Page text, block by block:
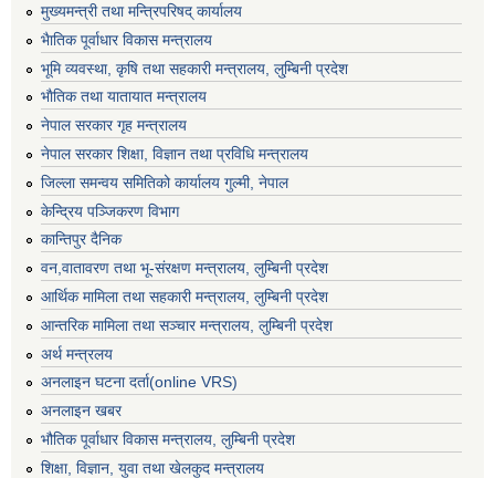
मुख्यमन्त्री तथा मन्त्रिपरिषद् कार्यालय
भैातिक पूर्वाधार विकास मन्त्रालय
भूमि व्यवस्था, कृषि तथा सहकारी मन्त्रालय, लु्म्बिनी प्रदेश
भाैतिक तथा यातायात मन्त्रालय
नेपाल सरकार गृह मन्त्रालय
नेपाल सरकार शिक्षा, विज्ञान तथा प्रविधि मन्त्रालय
जिल्ला समन्वय समितिको कार्यालय गुल्मी, नेपाल
केन्द्रिय पञ्जिकरण विभाग
कान्तिपुर दैनिक
वन,वातावरण तथा भू-संरक्षण मन्त्रालय, लुम्बिनी प्रदेश
आर्थिक मामिला तथा सहकारी मन्त्रालय, लुम्बिनी प्रदेश
आन्तरिक मामिला तथा सञ्चार मन्त्रालय, लुम्बिनी प्रदेश
अर्थ मन्त्रलय
अनलाइन घटना दर्ता(online VRS)
अनलाइन खबर
भौतिक पूर्वाधार विकास मन्त्रालय, लुम्बिनी प्रदेश
शिक्षा, विज्ञान, युवा तथा खेलकुद मन्‍‍त्रालय